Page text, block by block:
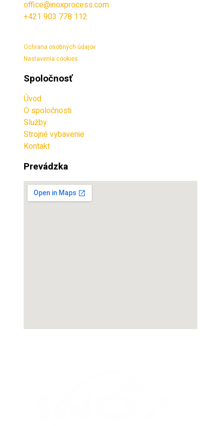
office@inoxprocess.com
+421 903 778 112
Ochrana osobných údajov
Nastavenia cookies
Spoločnosť
Úvod
O spoločnosti
Služby
Strojné vybavenie
Kontakt
Prevádzka